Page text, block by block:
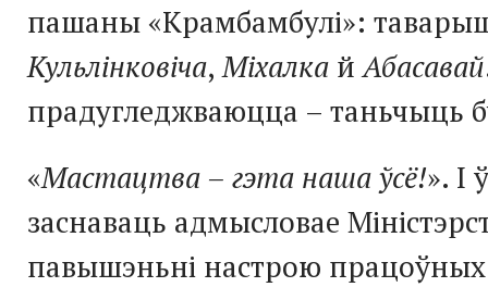
пашаны «Крамбамбулі»:
Кульлінковіча,Міхалка йАбасавай
прадугледжваюцца – таньчыць
«Мастацтва – гэта наша ўсё!». І
заснаваць адмысловае
павышэньні настрою працоўных